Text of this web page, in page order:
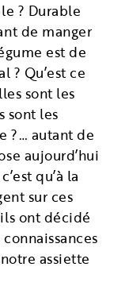
? Durable
de manger
est de
? Qu’est ce
sont les
sont les
?… autant de
aujourd’hui
qu’à la
sur ces
ont décidé
assiette